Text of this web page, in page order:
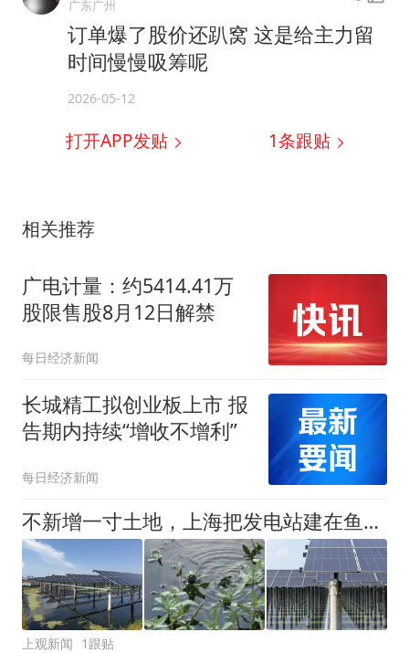
广东广州
订单爆了股价还趴窝 这是给主力留
时间慢慢吸筹呢
2026-05-12
打开APP发贴 1条跟贴
相关推荐
广电计量：约5414.41万
股限售股8月12日解禁
每日经济新闻
长城精工拟创业板上市 报
告期内持续“增收不增利”
每日经济新闻
不新增一寸土地，上海把发电站建在鱼塘上，今年首批“零碳蟹”即将上市
上观新闻 1跟贴